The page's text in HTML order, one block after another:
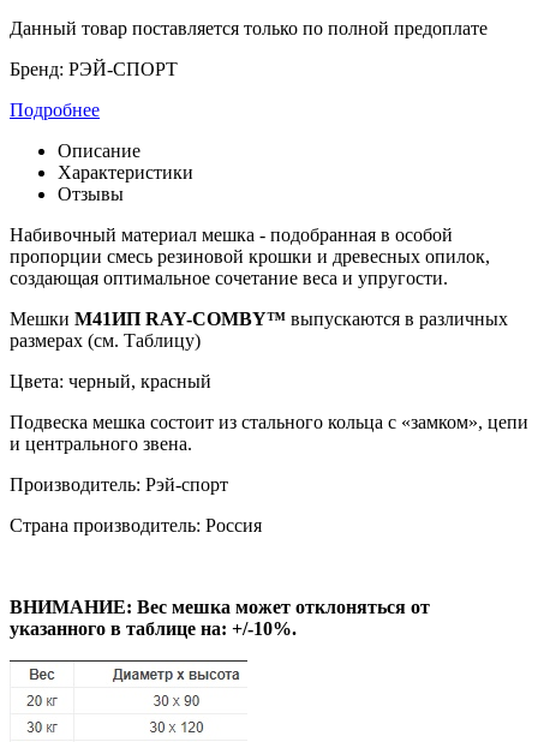
Данный товар поставляется только по полной предоплате
Бренд: РЭЙ-СПОРТ
Подробнее
Описание
Характеристики
Отзывы
Набивочный материал мешка - подобранная в особой
пропорции смесь резиновой крошки и древесных опилок,
создающая оптимальное сочетание веса и упругости.
Мешки М41ИП RAY-COMBY™ выпускаются в различных
размерах (см. Таблицу)
Цвета: черный, красный
Подвеска мешка состоит из стального кольца с «замком», цепи
и центрального звена.
Производитель: Рэй-спорт
Страна производитель: Россия
ВНИМАНИЕ: Вес мешка может отклоняться от
указанного в таблице на: +/-10%.